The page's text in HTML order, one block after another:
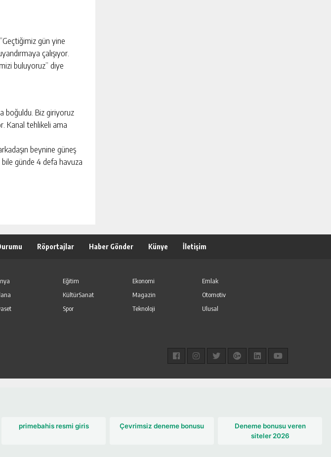
gün yine
çalışıyor.
buluyoruz” diye
boğuldu. Biz giriyoruz
Kanal tehlikeli ama
beynine güneş
günde 4 defa havuza
Röportajlar Haber Gönder Künye İletişim
Eğitim Ekonomi
Emlak
KültürSanat Magazin
Otomotiv
Spor Teknoloji
Ulusal
primebahis resmi giris Çevrimsiz deneme bonusu
Deneme bonusu veren
siteler 2026